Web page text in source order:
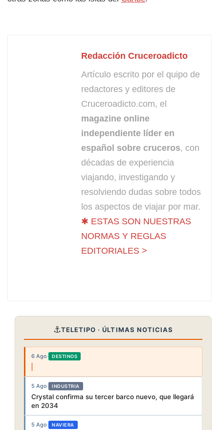
Redacción Cruceroadicto
Artículo escrito por el quipo de
redactores y editores de
Cruceroadicto.com, el
magazine online
independiente líder en
español sobre cruceros, con
décadas de experiencia
viajando, investigando y
resolviendo dudas sobre todos
los aspectos de viajar por mar.
✱ ESTAS SON NUESTRAS
NORMAS Y REGLAS
EDITORIALES >
⚓TELETIPO · ÚLTIMAS NOTICIAS
6 Ago· DESTINOS
5 Ago· INDUSTRIA
Crystal confirma su tercer barco nuevo, que llegará
en 2034
5 Ago· NAVIERA